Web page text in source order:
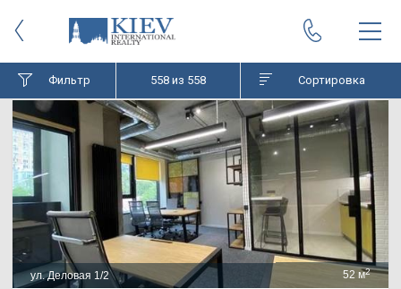
Фильтр 558из 558 Сортировка
ул. Деловая 1/2 52 м2